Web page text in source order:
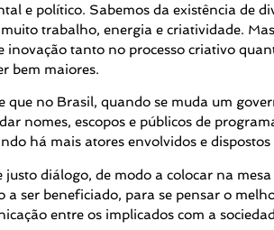
e político. Sabemos da existência de
trabalho, energia e criatividade.
tanto no processo criativo
bem maiores.
no Brasil, quando se muda um
nomes, escopos e públicos de
há mais atores envolvidos e dispostos
diálogo, de modo a colocar na
ser beneficiado, para se pensar o
entre os implicados com a